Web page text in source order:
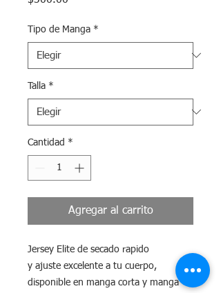
Tipo de Manga *
Talla *
Cantidad *
Agregar al carrito
Jersey Elite de secado rapido
y ajuste excelente a tu cuerpo,
disponible en manga corta y manga